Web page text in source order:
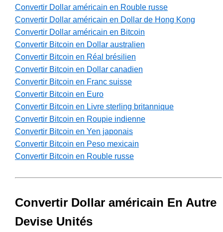
Convertir Dollar américain en Rouble russe
Convertir Dollar américain en Dollar de Hong Kong
Convertir Dollar américain en Bitcoin
Convertir Bitcoin en Dollar australien
Convertir Bitcoin en Réal brésilien
Convertir Bitcoin en Dollar canadien
Convertir Bitcoin en Franc suisse
Convertir Bitcoin en Euro
Convertir Bitcoin en Livre sterling britannique
Convertir Bitcoin en Roupie indienne
Convertir Bitcoin en Yen japonais
Convertir Bitcoin en Peso mexicain
Convertir Bitcoin en Rouble russe
Convertir Dollar américain En Autre
Devise Unités